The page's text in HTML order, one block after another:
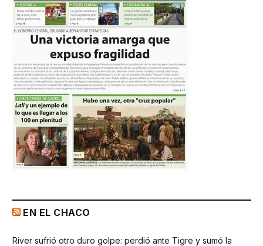
EN EL CHACO
River sufrió otro duro golpe: perdió ante Tigre y sumó la